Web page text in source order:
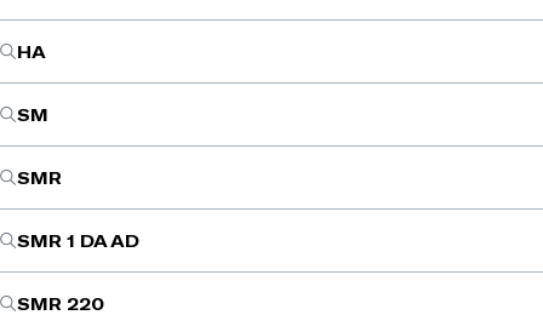
HA
SM
SMR
SMR 1 DA AD
SMR 220